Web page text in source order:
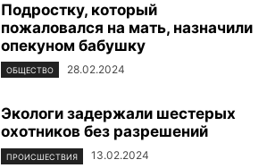
Подростку, который
пожаловался на мать, назначили
опекуном бабушку
ОБЩЕСТВО 28.02.2024
Экологи задержали шестерых
охотников без разрешений
ПРОИСШЕСТВИЯ 13.02.2024